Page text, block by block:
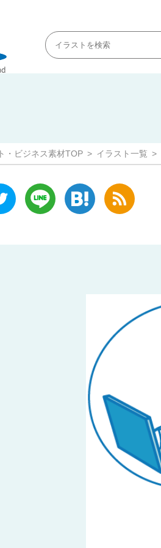
・ビジネス素材TOP イラスト一覧